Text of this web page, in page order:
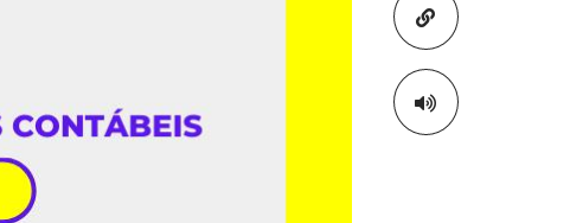
Copiar para